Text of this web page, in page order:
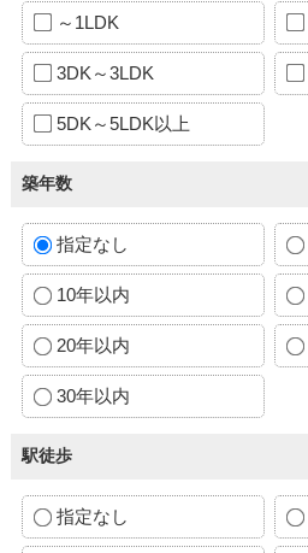
～1LDK
3DK～3LDK
5DK～5LDK以上
築年数
指定なし
10年以内
20年以内
30年以内
駅徒歩
指定なし